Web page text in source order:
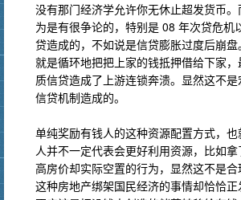
没有那门经济学允许你无休止超发货币
为是有很争论的，特别是 08 年次贷危机
贷造成的，不如说是信贷膨胀过度后崩
就是循环地把把上家的钱抵押借给下家
质信贷造成了上游连锁奔溃。显然这不
信贷机制造成的。
单纯奖励有钱人的这种资源配置方式，
人并不一定代表会更好利用资源，比如
高房价却实际空置的行为，显然这不是
这种房地产绑架国民经济的事情却恰恰